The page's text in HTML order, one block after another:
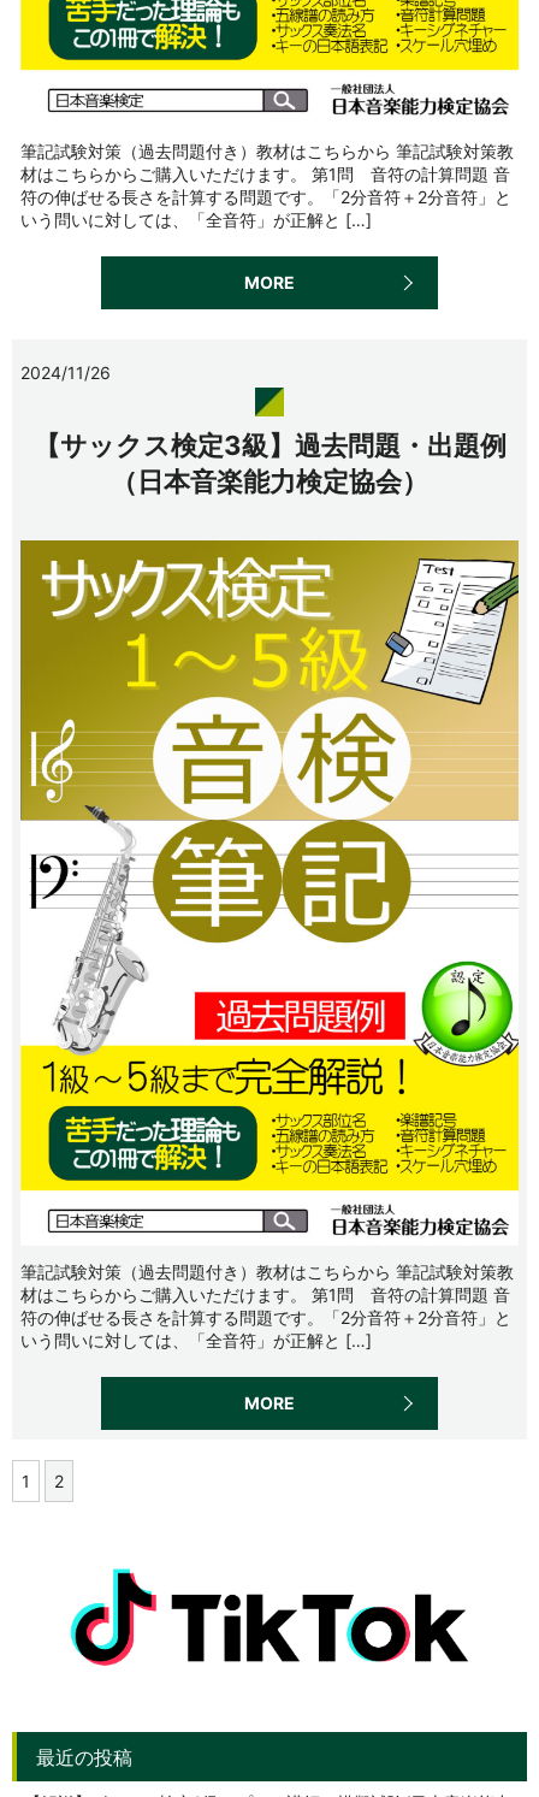
筆記試験対策（過去問題付き）教材はこちらから 筆記試験対策教
材はこちらからご購入いただけます。 第1問 音符の計算問題 音
符の伸ばせる長さを計算する問題です。「2分音符＋2分音符」と
いう問いに対しては、「全音符」が正解と […]
MORE
2024/11/26
【サックス検定3級】過去問題・出題例
（日本音楽能力検定協会）
筆記試験対策（過去問題付き）教材はこちらから 筆記試験対策教
材はこちらからご購入いただけます。 第1問 音符の計算問題 音
符の伸ばせる長さを計算する問題です。「2分音符＋2分音符」と
いう問いに対しては、「全音符」が正解と […]
MORE
1 2